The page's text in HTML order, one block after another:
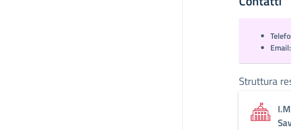
Email:
Struttura